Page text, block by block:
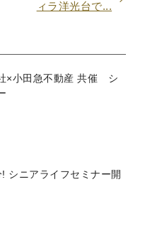
ィラ洋光台で...
×小田急不動産 共催 シ
シニアライフセミナー開